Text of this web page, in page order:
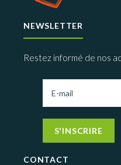
NEWSLETTER
Restez informé de nos
S'INSCRIRE
CONTACT